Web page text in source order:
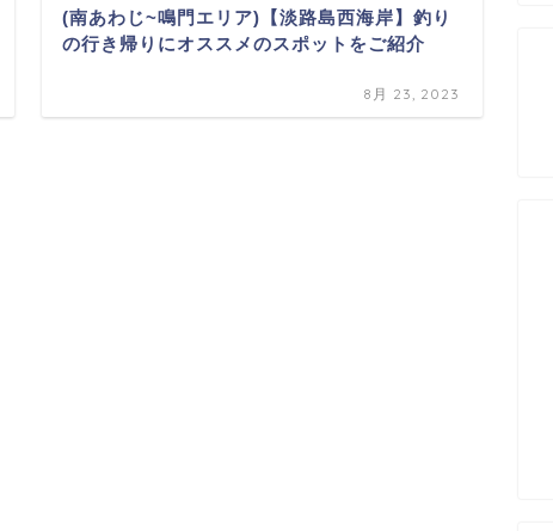
(南あわじ~鳴門エリア)【淡路島西海岸】釣り
の行き帰りにオススメのスポットをご紹介
8月 23, 2023